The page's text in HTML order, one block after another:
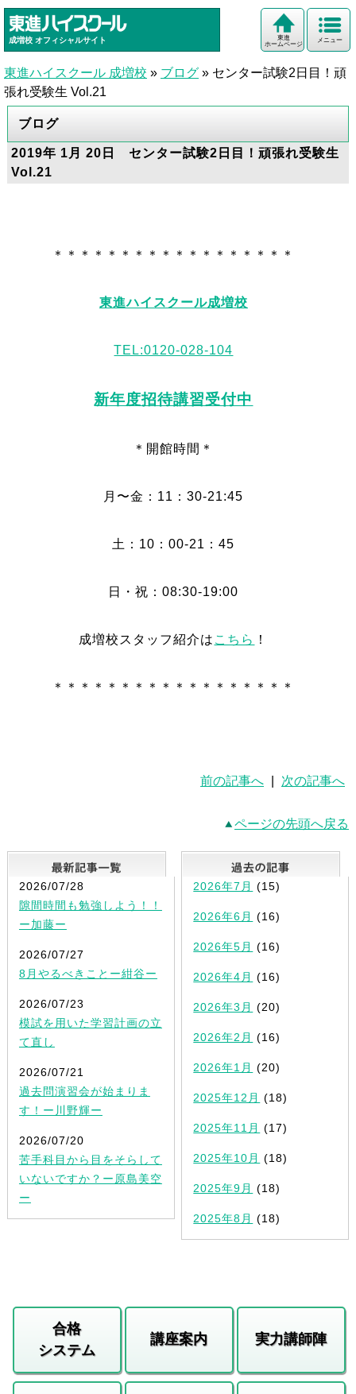
成増校 オフィシャルサイト メニュー
東進
ホームページ
東進ハイスクール 成増校 » ブログ » センター試験2日目！頑
張れ受験生 Vol.21
ブログ
2019年 1月 20日 センター試験2日目！頑張れ受験生
Vol.21
＊＊＊＊＊＊＊＊＊＊＊＊＊＊＊＊＊＊
東進ハイスクール成増校
TEL:0120-028-104
新年度招待講習受付中
＊開館時間＊
月〜金：11：30-21:45
土：10：00-21：45
日・祝：08:30-19:00
成増校スタッフ紹介は こちら ！
＊＊＊＊＊＊＊＊＊＊＊＊＊＊＊＊＊＊
前の記事へ 次の記事へ
ページの先頭へ戻る
最新記事一覧
2026/07/28
隙間時間も勉強しよう！！
ー加藤ー
2026/07/27
8月やるべきことー紺谷ー
2026/07/23
模試を用いた学習計画の立
て直し
2026/07/21
過去問演習会が始まりま
す！ー川野輝ー
2026/07/20
苦手科目から目をそらして
いないですか？ー原島美空
ー
2026年7月 (15)
2026年6月 (16)
2026年5月 (16)
2026年4月 (16)
2026年3月 (20)
2026年2月 (16)
2026年1月 (20)
2025年12月 (18)
2025年11月 (17)
2025年10月 (18)
2025年9月 (18)
2025年8月 (18)
合格
システム
講座案内 実力講師陣